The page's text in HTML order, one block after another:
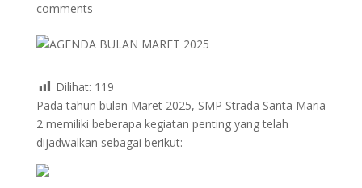
comments
Dilihat: 119
Pada tahun bulan Maret 2025, SMP Strada Santa Maria
2 memiliki beberapa kegiatan penting yang telah
dijadwalkan sebagai berikut: